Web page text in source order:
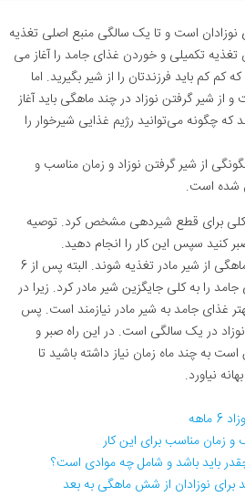
نوزادان است و تا یک سالگی منبع اصلی تغذیه
تغذیه تکمیلی و خوردن غذای جامد را آغاز می
کم کم باید فرزندتان را از شیر بگیرید. اما
از شیر گرفتن نوزاد در چند ماهگی باید آغاز
که چگونه می‌توانید رژیم غذایی شیرخوار را
از شیر گرفتن نوزاد و زمان مناسب و
شده است.
کلی برای قطع شیردهی مشخص کرد. توصیه
صبر کنید سپس این کار را انجام دهید.
شیرخواران باید حداقل تا شش ماهگی از شیر مادر تغذیه شوند. البته پس از 6
را به کلی جایگزین شیر مادر کرد. زیرا در
غذای جامد به شیر مادر نیازمند است. پس
در یک سالگی است. در این راه صبر و
به چند ماه زمان نیاز داشته باشید تا
نیاورد.
زمان مناسب برای این کار
باید باشد و شامل چه موادی است؟